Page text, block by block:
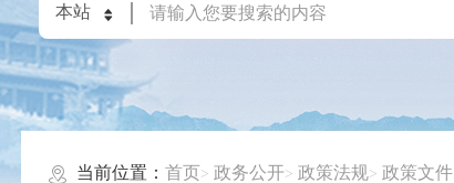
当前位置：首页 政务公开 政策法规 政策文件